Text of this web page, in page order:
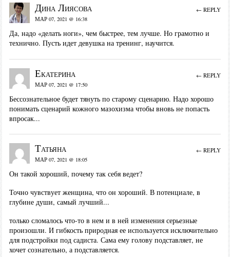
Дина Лиясова
МАР 07, 2021 @ 16:38
Да, надо «делать ноги», чем быстрее, тем лучше. Но грамотно и
технично. Пусть идет девушка на тренинг, научится.
← REPLY
Екатерина
МАР 07, 2021 @ 17:50
Бессознательное будет тянуть по старому сценарию. Надо хорошо
понимать сценарий кожного мазохизма чтобы вновь не попасть
впросак...
← REPLY
Татьяна
МАР 07, 2021 @ 18:05
Он такой хороший, почему так себя ведет?
Точно чувствует женщина, что он хороший. В потенциале, в
глубине души, самый лучший...
только сломалось что-то в нем и в ней изменения серьезные
произошли. И гибкость природная ее используется исключительно
для подстройки под садиста. Сама ему голову подставляет, не
хочет сознательно, а подставляется.
← REPLY